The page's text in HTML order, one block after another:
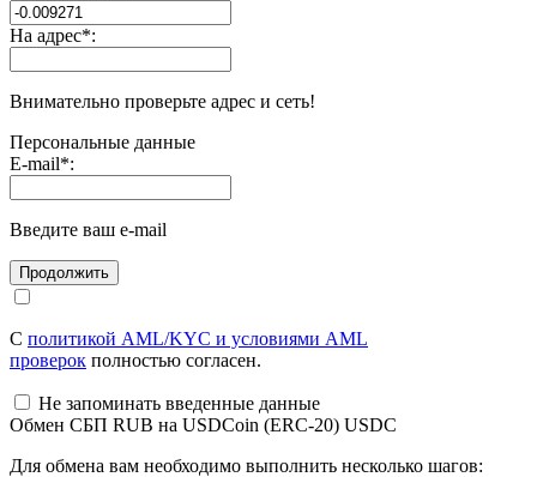
На адрес*:
Внимательно проверьте адрес и сеть!
Персональные данные
E-mail*:
Введите ваш e-mail
С политикой AML/KYC и условиями AML
проверок полностью согласен.
Не запоминать введенные данные
Обмен СБП RUB на USDCoin (ERC-20) USDC
Для обмена вам необходимо выполнить несколько шагов: